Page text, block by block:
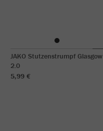
JAKO Stutzenstrumpf Glasgow
2.0
5,99 €